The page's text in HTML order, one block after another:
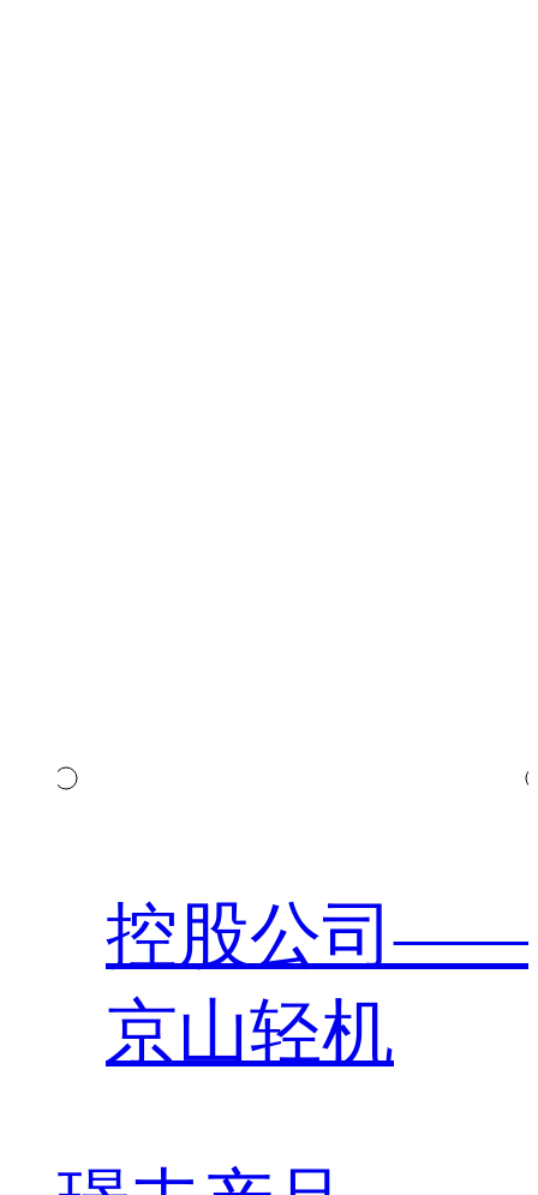
控股公司——
京山轻机